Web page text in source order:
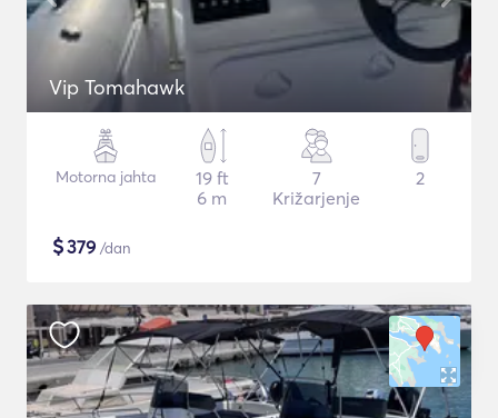
Vip Tomahawk
Motorna jahta
19 ft
6 m
7
Križarjenje
2
$379 /dan